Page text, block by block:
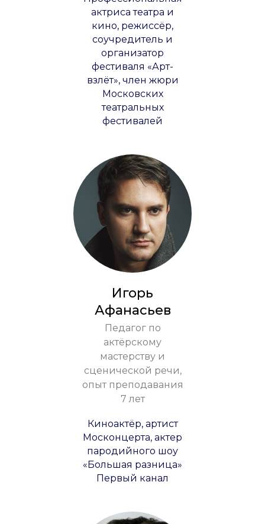
актриса театра и
кино, режиссёр,
соучредитель и
организатор
фестиваля «Арт-
взлёт», член жюри
Московских
театральных
фестивалей
Игорь
Афанасьев
Педагог по
актёрскому
мастерству и
сценической речи,
опыт преподавания
7 лет
Киноактёр, артист
Москонцерта, актер
пародийного шоу
«Большая разница»
Первый канал